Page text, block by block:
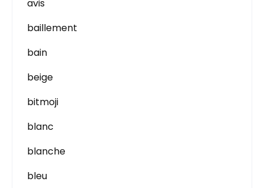
avis
baillement
bain
beige
bitmoji
blanc
blanche
bleu